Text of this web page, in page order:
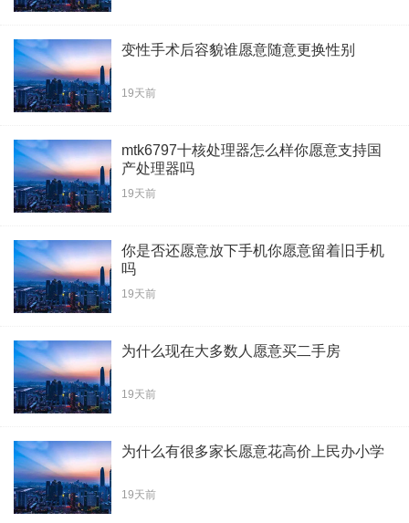
变性手术后容貌谁愿意随意更换性别
19天前
mtk6797十核处理器怎么样你愿意支持国
产处理器吗
19天前
你是否还愿意放下手机你愿意留着旧手机
吗
19天前
为什么现在大多数人愿意买二手房
19天前
为什么有很多家长愿意花高价上民办小学
19天前